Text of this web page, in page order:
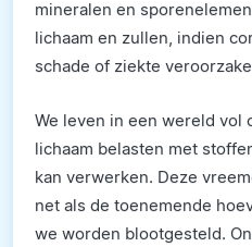
mineralen en
lichaam en zullen, indien
schade of ziekte
We leven in een wereld vol
lichaam belasten met
kan verwerken. Deze
net als de toenemende
we worden blootgesteld.